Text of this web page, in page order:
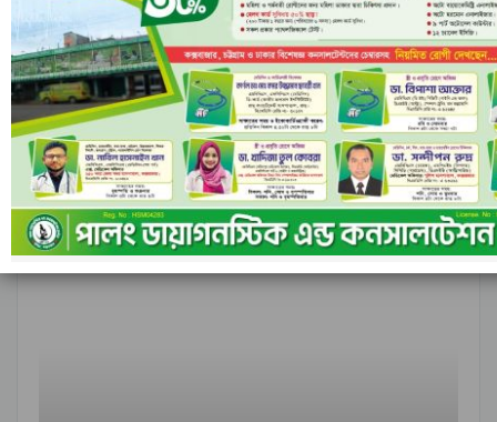
আগের পরবর্তী ১ এর ৬,৮৪৮
আন্তর্জাতিক